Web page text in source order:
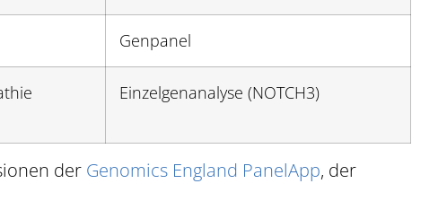
Genpanel
Einzelgenanalyse (NOTCH3)
der Genomics England PanelApp, der